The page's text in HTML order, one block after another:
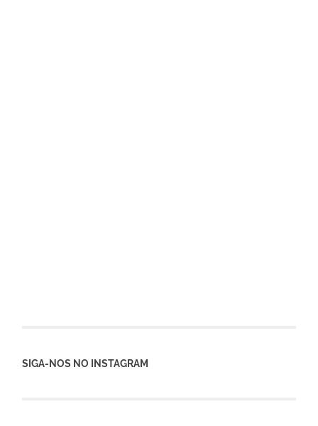
SIGA-NOS NO INSTAGRAM